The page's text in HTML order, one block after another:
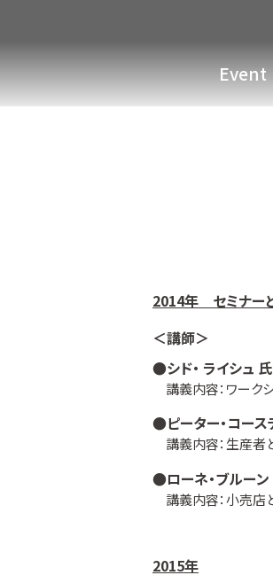
Event
2014年 セミナーと
＜講師＞
●シド・ ライシュ
講義内容：ワーク
●ピーター・コース
講義内容：生産者
●ローネ・ブルーン
講義内容：小売店
2015年